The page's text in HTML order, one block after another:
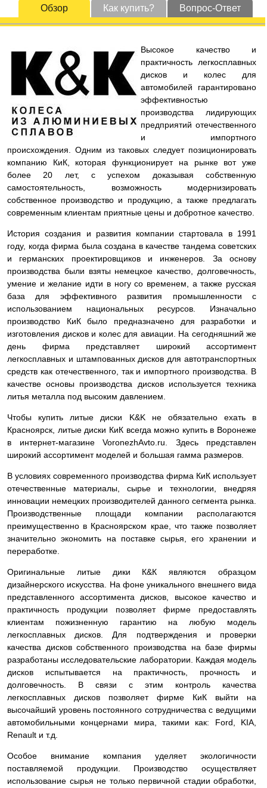
Обзор Как купить? Вопрос-Ответ
Высокое качество и
практичность легкосплавных
дисков и колес для
автомобилей гарантировано
эффективностью
производства лидирующих
предприятий отечественного
и импортного
происхождения. Одним из таковых следует позиционировать
компанию КиК, которая функционирует на рынке вот уже
более 20 лет, с успехом доказывая собственную
самостоятельность, возможность модернизировать
собственное производство и продукцию, а также предлагать
современным клиентам приятные цены и добротное качество.
История создания и развития компании стартовала в 1991
году, когда фирма была создана в качестве тандема советских
и германских проектировщиков и инженеров. За основу
производства были взяты немецкое качество, долговечность,
умение и желание идти в ногу со временем, а также русская
база для эффективного развития промышленности с
использованием национальных ресурсов. Изначально
производство КиК было предназначено для разработки и
изготовления дисков и колес для авиации. На сегодняшний же
день фирма представляет широкий ассортимент
легкосплавных и штампованных дисков для автотранспортных
средств как отечественного, так и импортного производства. В
качестве основы производства дисков используется техника
литья металла под высоким давлением.
Чтобы купить литые диски K&K не обязательно ехать в
Красноярск, литые диски КиК всегда можно купить в Воронеже
в интернет-магазине VoronezhAvto.ru. Здесь представлен
широкий ассортимент моделей и большая гамма размеров.
В условиях современного производства фирма КиК использует
отечественные материалы, сырье и технологии, внедряя
инновации немецких производителей данного сегмента рынка.
Производственные площади компании располагаются
преимущественно в Красноярском крае, что также позволяет
значительно экономить на поставке сырья, его хранении и
переработке.
Оригинальные литые дики К&К являются образцом
дизайнерского искусства. На фоне уникального внешнего вида
представленного ассортимента дисков, высокое качество и
практичность продукции позволяет фирме предоставлять
клиентам пожизненную гарантию на любую модель
легкосплавных дисков. Для подтверждения и проверки
качества дисков собственного производства на базе фирмы
разработаны исследовательские лаборатории. Каждая модель
дисков испытывается на практичность, прочность и
долговечность. В связи с этим контроль качества
легкосплавных дисков позволяет фирме КиК выйти на
высочайший уровень постоянного сотрудничества с ведущими
автомобильными концернами мира, такими как: Ford, KIA,
Renault и т.д.
Особое внимание компания уделяет экологичности
поставляемой продукции. Производство осуществляет
использование сырья не только первичной стадии обработки,